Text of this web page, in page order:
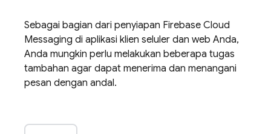
Sebagai bagian dari penyiapan Firebase Cloud
Messaging di aplikasi klien seluler dan web Anda,
Anda mungkin perlu melakukan beberapa tugas
tambahan agar dapat menerima dan menangani
pesan dengan andal.